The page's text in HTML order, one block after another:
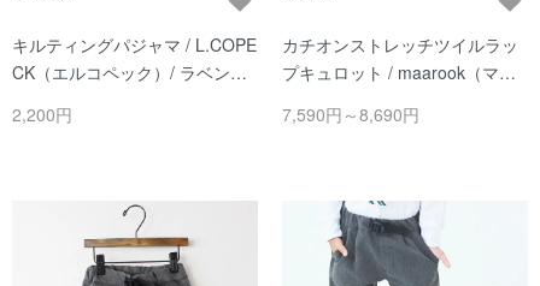
キルティングパジャマ / L.COPE
CK（エルコペック）/ ラベンダ
2,200円
カチオンストレッチツイルラッ
プキュロット / maarook（マル
7,590円～8,690円